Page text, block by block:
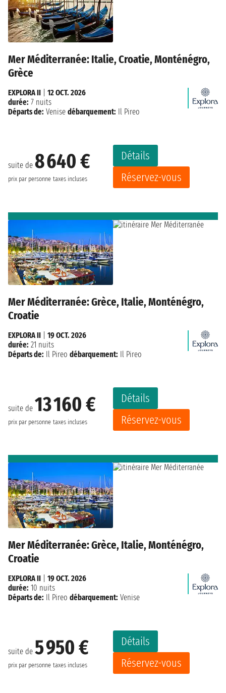
Mer Méditerranée: Italie, Croatie, Monténégro,
Grèce
suite de 8 640 €
prix par personne taxes incluses
Détails
Réservez-vous
EXPLORA II
12 OCT. 2026
durée: 7 nuits
Départs de: Venise débarquement: Il Pireo
Mer Méditerranée: Grèce, Italie, Monténégro,
Croatie
suite de 13 160 €
prix par personne taxes incluses
Détails
Réservez-vous
EXPLORA II
19 OCT. 2026
durée: 21 nuits
Départs de: Il Pireo débarquement: Il Pireo
Mer Méditerranée: Grèce, Italie, Monténégro,
Croatie
suite de 5 950 €
prix par personne taxes incluses
Détails
Réservez-vous
EXPLORA II
19 OCT. 2026
durée: 10 nuits
Départs de: Il Pireo débarquement: Venise